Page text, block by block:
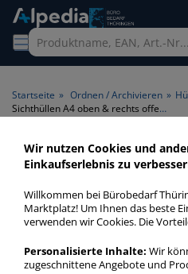
Startseite » Ordnen / Archivieren »
Sichthüllen A4 oben & rechts offen klar-transparent
Sichthüllen A4
offen klar-
Sichthüllen verwahren
Klarsichthüllen von Leitz, Elba &
Wir nutzen Cookies und
Einkaufserlebnis zu
Willkommen bei Bürobedarf
Marktplatz! Um Ihnen das beste
verwenden wir Cookies. Die
Personalisierte Inhalte: Wir
zugeschnittene Angebote und